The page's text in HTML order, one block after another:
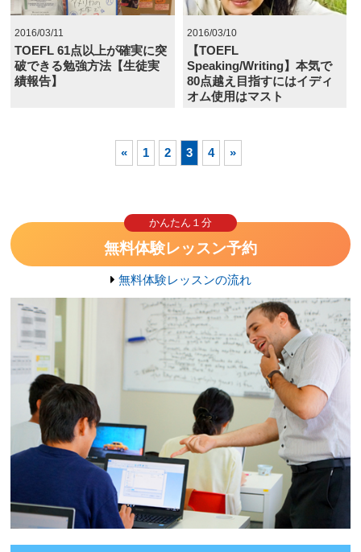
2016/03/11
TOEFL 61点以上が確実に突
破できる勉強方法【生徒実
績報告】
2016/03/10
【TOEFL
Speaking/Writing】本気で
80点越え目指すにはイディ
オム使用はマスト
« 1 2 3 4 »
かんたん１分
無料体験レッスン予約
無料体験レッスンの流れ